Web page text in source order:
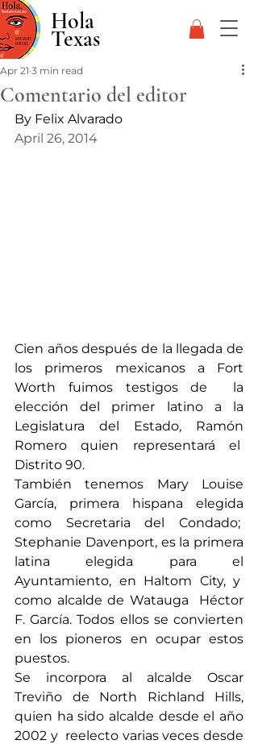
Hola
Texas
Comentario del editor
Apr 21 3 min read
By Felix Alvarado
April 26, 2014
Cien años después de la llegada de
los primeros mexicanos a Fort
Worth fuimos testigos de  la
elección del primer latino a la
Legislatura del Estado, Ramón
Romero quien representará el
Distrito 90.
También tenemos Mary Louise
García, primera hispana elegida
como Secretaria del Condado;
Stephanie Davenport, es la primera
latina elegida para el
Ayuntamiento, en Haltom City, y
como alcalde de Watauga  Héctor
F. García. Todos ellos se convierten
en los pioneros en ocupar estos
puestos.
Se incorpora al alcalde Oscar
Treviño de North Richland Hills,
quien ha sido alcalde desde el año
2002 y  reelecto varias veces desde